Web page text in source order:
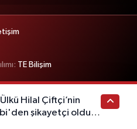
TE Bilişim
Hilal Çiftçi’nin
şikayetçi oldu!